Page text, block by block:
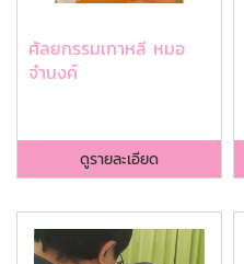
ศัลยกรรมเกาหลี หมอ
จำนงค์
ดูรายละเอียด